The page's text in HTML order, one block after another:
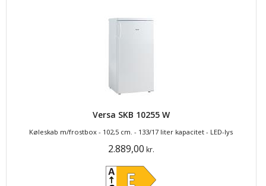
Versa SKB 10255 W
Køleskab m/frostbox - 102,5 cm. - 133/17 liter kapacitet - LED-lys
2.889,00 kr.